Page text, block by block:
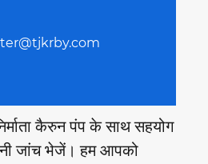
कैरुन पंप के साथ सहयोग
जांच भेजें। हम आपको